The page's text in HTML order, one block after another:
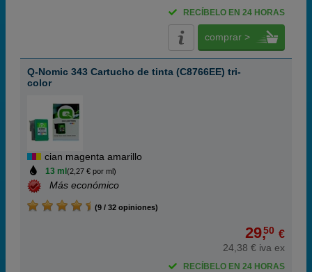
RECÍBELO EN 24 HORAS
comprar >
Q-Nomic 343 Cartucho de tinta (C8766EE) tri-
color
cian magenta amarillo
13 ml (2,27 € por ml)
Más económico
(9 / 32 opiniones)
29,50 €
24,38 € iva ex
RECÍBELO EN 24 HORAS